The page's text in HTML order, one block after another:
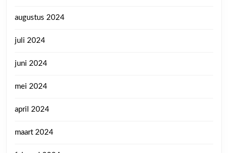
augustus 2024
juli 2024
juni 2024
mei 2024
april 2024
maart 2024